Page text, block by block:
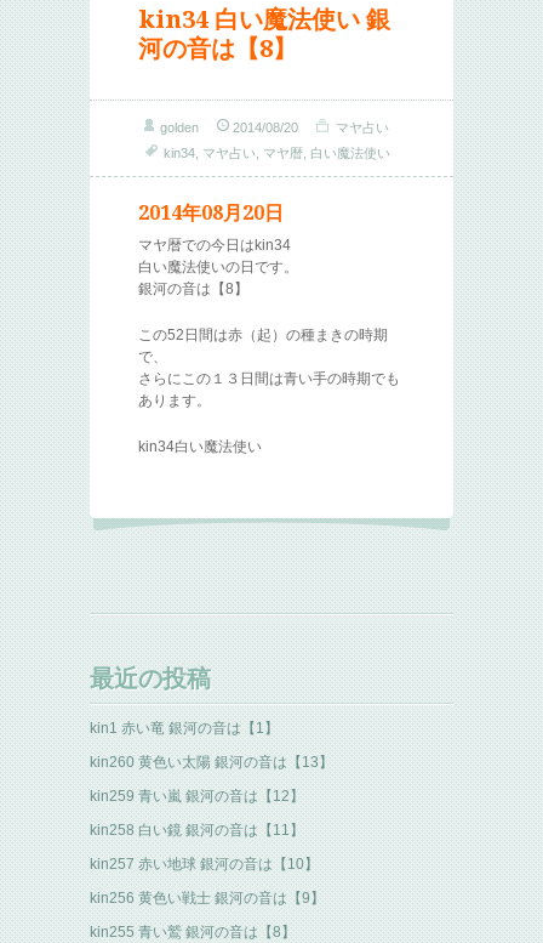
kin34 白い魔法使い 銀
河の音は【8】
golden 2014/08/20
マヤ占い
kin34 マヤ占い マヤ暦 白い魔法使い
2014年08月20日
マヤ暦での今日はkin34
白い魔法使いの日です。
銀河の音は【8】
この52日間は赤（起）の種まきの時期
で、
さらにこの１３日間は青い手の時期でも
あります。
kin34白い魔法使い
最近の投稿
kin1 赤い竜 銀河の音は【1】
kin260 黄色い太陽 銀河の音は【13】
kin259 青い嵐 銀河の音は【12】
kin258 白い鏡 銀河の音は【11】
kin257 赤い地球 銀河の音は【10】
kin256 黄色い戦士 銀河の音は【9】
kin255 青い鷲 銀河の音は【8】